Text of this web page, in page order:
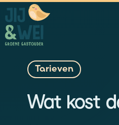
Tarieven
Wat kost